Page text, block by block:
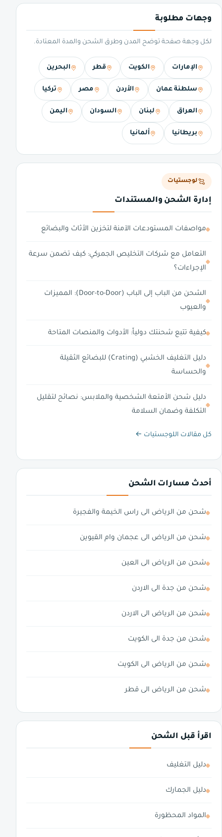
وجهات مطلوبة
لكل وجهة صفحة توضح المدن وطرق الشحن والمدة المعتادة.
الإمارات الكويت قطر البحرين
سلطنة عمان الأردن مصر تركيا
العراق لبنان السودان اليمن
بريطانيا ألمانيا
لوجستيات
إدارة الشحن والمستندات
مواصفات المستودعات الآمنة لتخزين الأثاث والبضائع
التعامل مع شركات التخليص الجمركي: كيف تضمن سرعة
الإجراءات؟
الشحن من الباب إلى الباب (Door-to-Door): المميزات
والعيوب
كيفية تتبع شحنتك دولياً: الأدوات والمنصات المتاحة
دليل التغليف الخشبي (Crating) للبضائع الثقيلة
والحساسة
دليل شحن الأمتعة الشخصية والملابس: نصائح لتقليل
التكلفة وضمان السلامة
كل مقالات اللوجستيات ←
أحدث مسارات الشحن
شحن من الرياض الى راس الخيمة والفجيرة
شحن من الرياض الى عجمان وام القيوين
شحن من الرياض الى العين
شحن من جدة الى الاردن
شحن من الرياض الى الاردن
شحن من جدة الى الكويت
شحن من الرياض الى الكويت
شحن من الرياض الى قطر
اقرأ قبل الشحن
دليل التغليف
دليل الجمارك
المواد المحظورة